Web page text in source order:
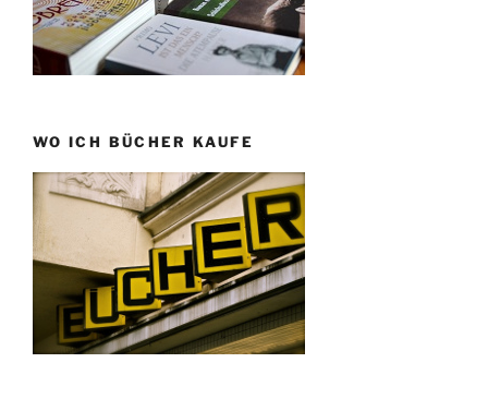
WO ICH BÜCHER KAUFE